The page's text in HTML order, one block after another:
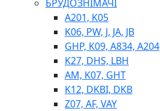
BIMETAL
БРУДОЗНІМАЧІ
A201, K05
K06, PW, J, JA, JB
GHP, K09, A834, A204
K27, DHS, LBH
AM, K07, GHT
K12, DKBI, DKB
Z07, AF, VAY